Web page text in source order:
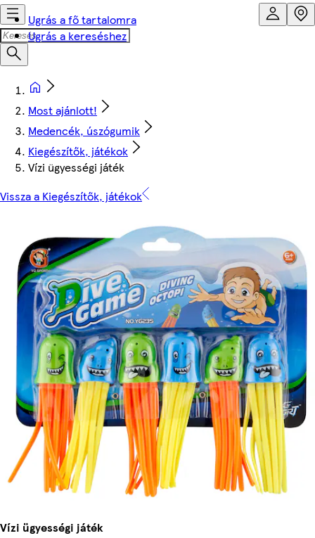
Ugrás a fő tartalomra
Ugrás a kereséshez
Most ajánlott!
Medencék, úszógumik
Kiegészítők, játékok
Vízi ügyességi játék
Vissza a Kiegészítők, játékok
Vízi ügyességi játék